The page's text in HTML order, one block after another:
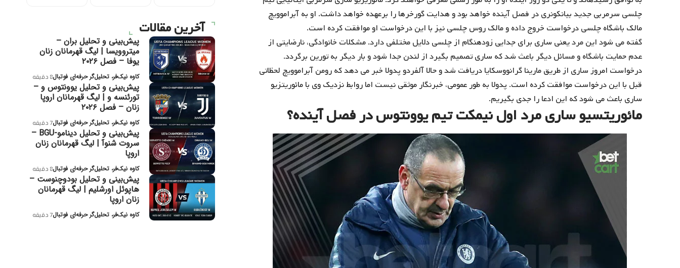
چلسی سرمربی جدید بیانکونری در فصل آینده خواهد بود و هدایت گورخرها را برعهده خواهد داشت. او به آبراموویچ
مالک باشگاه چلسی درخواست خروج داده و مالک روس چلسی نیز با این درخواست او موافقت کرده است.
گفته می شود این مرد یعنی ساری برای جدایی زودهنگام از چلسی دلایل مختلفی دارد. مشکلات خانوادگی، نارضایتی از
عدم حمایت باشگاه و مسائل دیگر باعث شد که ساری تصمیم بگیرد از لندن جدا شود و بار دیگر به تورین برگردد.
درخواست امروز ساری از طریق مارینا گرانووسکایا دریافت شد و حالا آلفردو پدولا خبر می دهد که رومن آبراموویچ لحظاتی
قبل با این درخواست موافقت کرده است. پدولا به طور عمومی، خبرنگار موثقی نیست اما روابط نزدیک وی با مائوریتزیو
ساری باعث می شود که این ادعا را جدی بگیریم.
مائوریتسیو ساری مرد اول نیمکت تیم یوونتوس در فصل آینده؟
آخرین مقالات
پیش‌بینی و تحلیل بران –
میتروویسا | لیگ قهرمانان زنان
یوفا – فصل ۲۰۲۶
کاوه نیک‌فر، تحلیل‌گر حرفه‌ای فوتبال8 دقیقه
پیش‌بینی و تحلیل یوونتوس و –
تورئنسه و | لیگ قهرمانان اروپا
زنان – فصل ۲۰۲۶
کاوه نیک‌فر، تحلیل‌گر حرفه‌ای فوتبال7 دقیقه
پیش‌بینی و تحلیل دینامو-BGU –
سروت شنوآ | لیگ قهرمانان زنان
اروپا
کاوه نیک‌فر، تحلیل‌گر حرفه‌ای فوتبال8 دقیقه
پیش‌بینی و تحلیل بودوچنوست –
هاپوئل اورشلیم | لیگ قهرمانان
زنان اروپا
کاوه نیک‌فر، تحلیل‌گر حرفه‌ای فوتبال7 دقیقه